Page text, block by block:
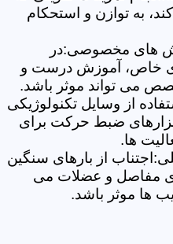
به توازن و استحکام
های مخصوصی:در
خاص، آموزش درست و
می تواند موثر باشد.
از وسایل تکنولوژیکی
ضبط حرکت برای
ها.
از بارهای سنگین
مفاصل و عضلات می
ها موثر باشد.